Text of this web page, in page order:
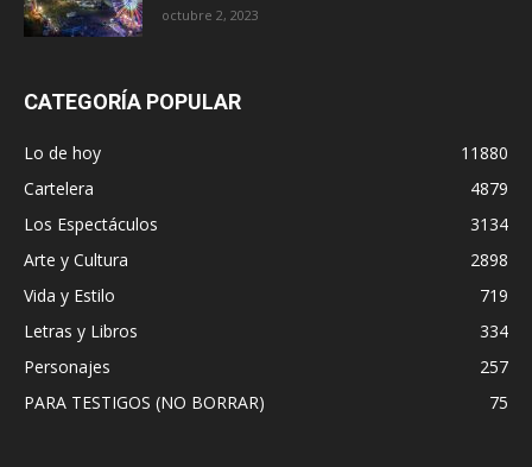
octubre 2, 2023
CATEGORÍA POPULAR
Lo de hoy
11880
Cartelera
4879
Los Espectáculos
3134
Arte y Cultura
2898
Vida y Estilo
719
Letras y Libros
334
Personajes
257
PARA TESTIGOS (NO BORRAR)
75